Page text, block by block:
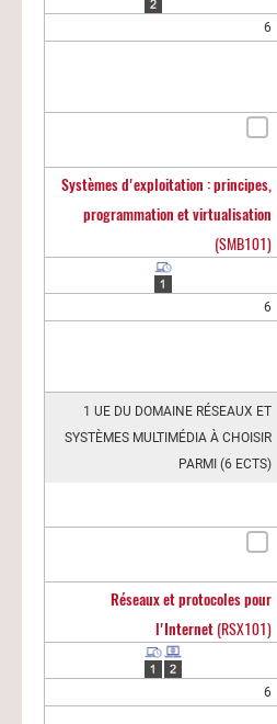
6
Systèmes d'exploitation : principes,
programmation et virtualisation
(SMB101)
6
1 UE DU DOMAINE RÉSEAUX ET
SYSTÈMES MULTIMÉDIA À CHOISIR
PARMI (6 ECTS)
Réseaux et protocoles pour
l'Internet (RSX101)
6